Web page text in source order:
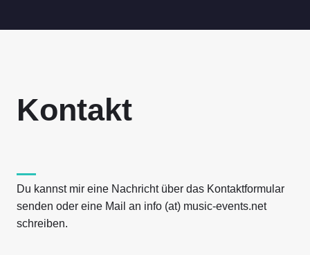
Kontakt
Du kannst mir eine Nachricht über das Kontaktformular
senden oder eine Mail an info (at) music-events.net
schreiben.